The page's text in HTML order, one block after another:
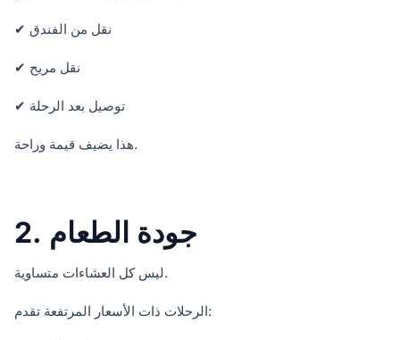
✔ نقل من الفندق
✔ نقل مريح
✔ توصيل بعد الرحلة
هذا يضيف قيمة وراحة.
2. جودة الطعام
ليس كل العشاءات متساوية.
الرحلات ذات الأسعار المرتفعة تقدم: